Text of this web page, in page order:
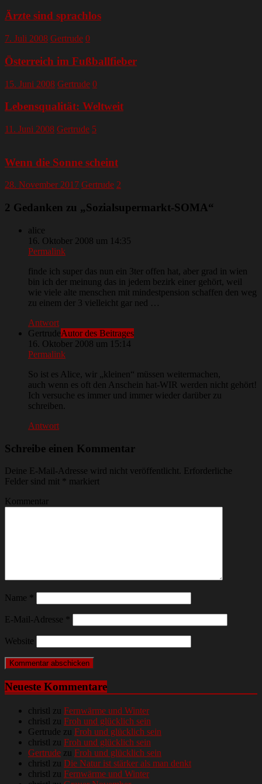
Ärzte sind sprachlos
7. Juli 2008 Gertrude 0
Österreich im Fußballfieber
15. Juni 2008 Gertrude 0
Lebensqualität: Weltweit
11. Juni 2008 Gertrude 5
Wenn die Sonne scheint
28. November 2017 Gertrude 2
2 Gedanken zu „Sozialsupermarkt-SOMA“
alice
16. Oktober 2008 um 14:35
Permalink
finde ich super das nun ein 3ter offen hat, aber grad in wien
bin ich der meinung das in jedem bezirk einer gehört, weil
wie viele alte menschen mit mindestpension schaffen den weg
zu einem der 3 vielleicht gar ned …
Antwort
GertrudeAutor des Beitrages
16. Oktober 2008 um 15:14
Permalink
So ist es Alice, wir „kleinen“ müssen weitermachen,
auch wenn es oft den Anschein hat-WIR werden nicht gehört!
Ich versuche es immer und immer wieder darüber zu
schreiben.
Antwort
Schreibe einen Kommentar
Deine E-Mail-Adresse wird nicht veröffentlicht.
Erforderliche
Felder sind mit
markiert
Kommentar
Name
E-Mail-Adresse
Website
Neueste Kommentare
christl zu Fernwärme und Winter
christl zu Froh und glücklich sein
Gertrude zu Froh und glücklich sein
christl zu Froh und glücklich sein
Gertrude zu Froh und glücklich sein
christl zu Die Natur ist stärker als man denkt
christl zu Fernwärme und Winter